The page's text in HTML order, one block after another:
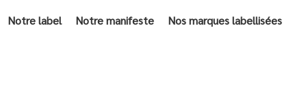
Notre label Notre manifeste Nos marques labellisées